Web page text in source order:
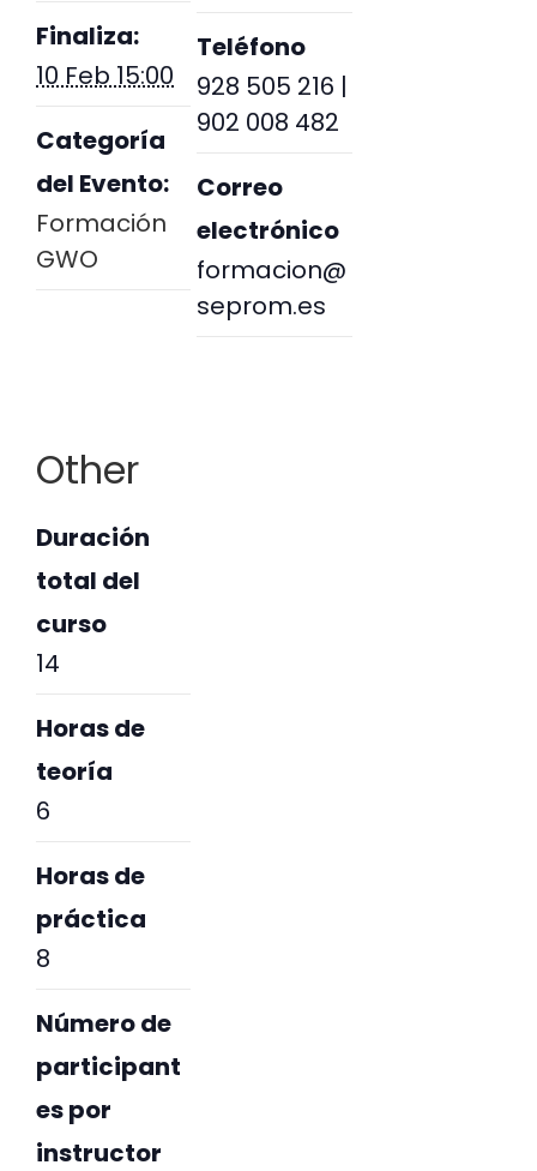
Finaliza:
10 Feb 15:00
Categoría
del Evento:
Formación
GWO
Teléfono
928 505 216 |
902 008 482
Correo
electrónico
formacion@
seprom.es
Other
Duración
total del
curso
14
Horas de
teoría
6
Horas de
práctica
8
Número de
participant
es por
instructor